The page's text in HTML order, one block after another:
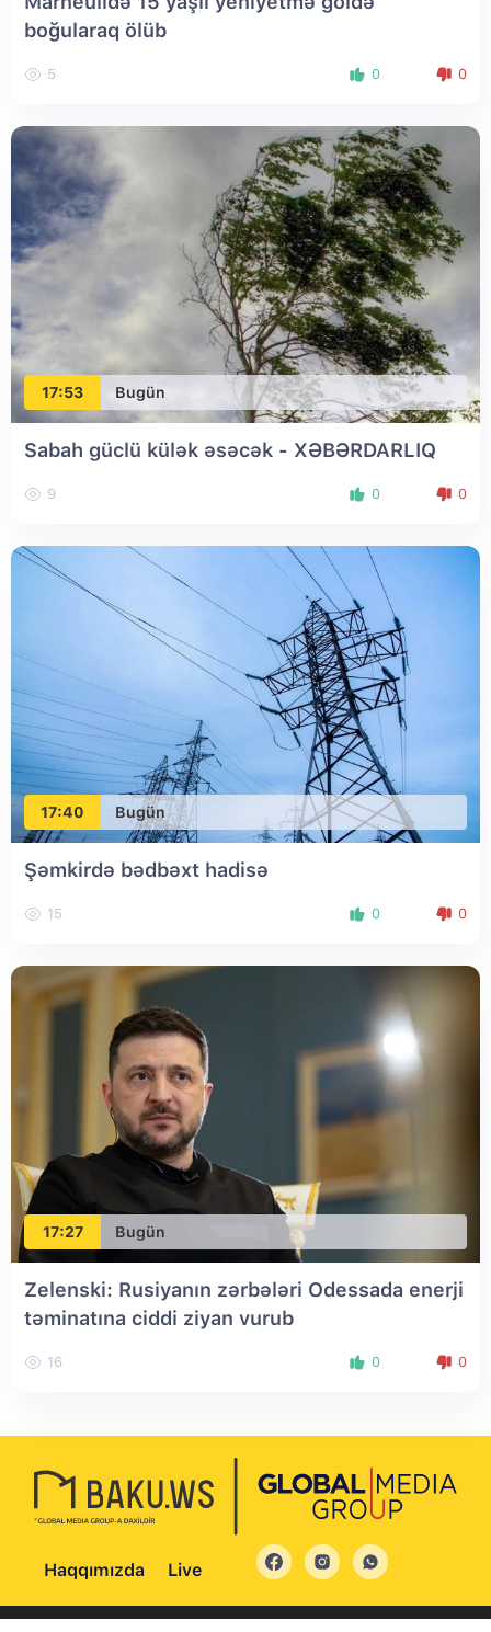
boğularaq ölüb
5 0 0
17:53 Bugün
Sabah güclü külək əsəcək - XƏBƏRDARLIQ
9 0 0
17:40 Bugün
Şəmkirdə bədbəxt hadisə
15 0 0
17:27 Bugün
Zelenski: Rusiyanın zərbələri Odessada enerji
təminatına ciddi ziyan vurub
16 0 0
Haqqımızda Live